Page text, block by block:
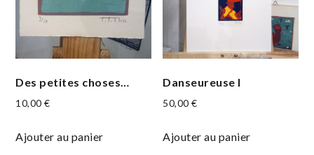
Des petites choses…
10,00€
Ajouter au panier
Danseureuse I
50,00€
Ajouter au panier